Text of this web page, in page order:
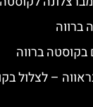
ברווה
ברווה
– לצלול